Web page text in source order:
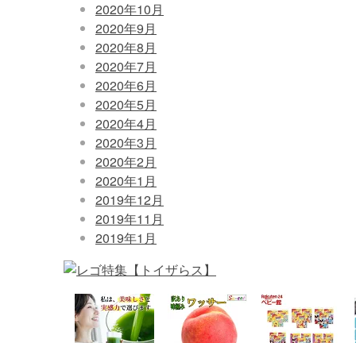
2020年10月
2020年9月
2020年8月
2020年7月
2020年6月
2020年5月
2020年4月
2020年3月
2020年2月
2020年1月
2019年12月
2019年11月
2019年1月